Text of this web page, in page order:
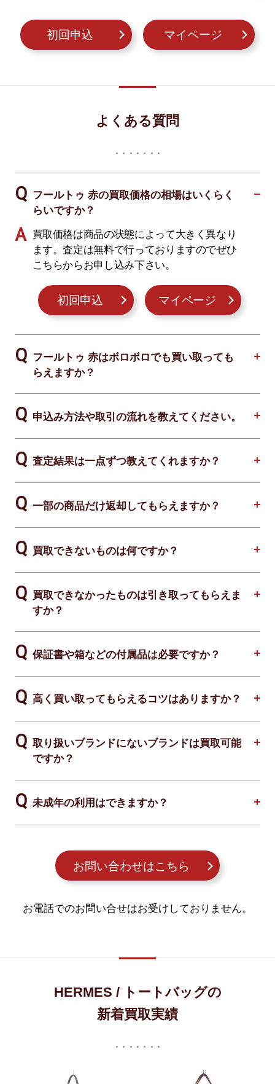
初回申込 マイページ
よくある質問
フールトゥ 赤の買取価格の相場はいくらく
らいですか？
買取価格は商品の状態によって大きく異なり
ます。査定は無料で行っておりますのでぜひ
こちらからお申し込み下さい。
初回申込 マイページ
フールトゥ 赤はボロボロでも買い取っても
らえますか？
申込み方法や取引の流れを教えてください。
査定結果は一点ずつ教えてくれますか？
一部の商品だけ返却してもらえますか？
買取できないものは何ですか？
買取できなかったものは引き取ってもらえま
すか？
保証書や箱などの付属品は必要ですか？
高く買い取ってもらえるコツはありますか？
取り扱いブランドにないブランドは買取可能
ですか？
未成年の利用はできますか？
お問い合わせはこちら
お電話でのお問い合せはお受けしておりません。
HERMES / トートバッグの
新着買取実績